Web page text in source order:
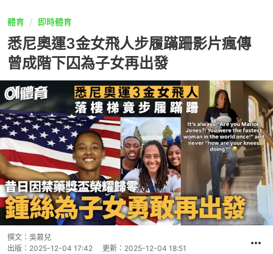
體育 即時體育
悉尼奧運3金女飛人步履蹣跚影片瘋傳
曾成階下囚為子女再出發
撰文： 吳慕兒
出版： 2025-12-04 17:42 更新： 2025-12-04 18:51